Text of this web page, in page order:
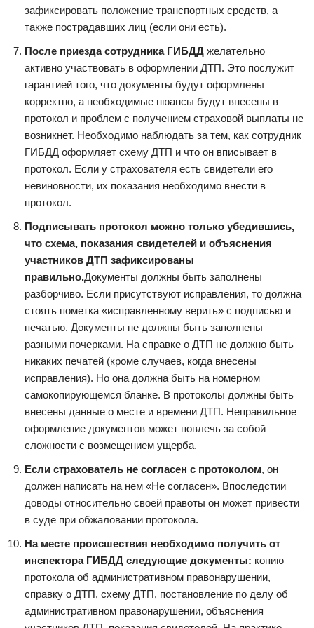
зафиксировать положение транспортных средств, а
также пострадавших лиц (если они есть).
После приезда сотрудника ГИБДД желательно
активно участвовать в оформлении ДТП. Это послужит
гарантией того, что документы будут оформлены
корректно, а необходимые нюансы будут внесены в
протокол и проблем с получением страховой выплаты не
возникнет. Необходимо наблюдать за тем, как сотрудник
ГИБДД оформляет схему ДТП и что он вписывает в
протокол. Если у страхователя есть свидетели его
невиновности, их показания необходимо внести в
протокол.
Подписывать протокол можно только убедившись,
что схема, показания свидетелей и объяснения
участников ДТП зафиксированы
правильно.Документы должны быть заполнены
разборчиво. Если присутствуют исправления, то должна
стоять пометка «исправленному верить» с подписью и
печатью. Документы не должны быть заполнены
разными почерками. На справке о ДТП не должно быть
никаких печатей (кроме случаев, когда внесены
исправления). Но она должна быть на номерном
самокопирующемся бланке. В протоколы должны быть
внесены данные о месте и времени ДТП. Неправильное
оформление документов может повлечь за собой
сложности с возмещением ущерба.
Если страхователь не согласен с протоколом, он
должен написать на нем «Не согласен». Впоследстии
доводы относительно своей правоты он может привести
в суде при обжаловании протокола.
На месте происшествия необходимо получить от
инспектора ГИБДД следующие документы: копию
протокола об административном правонарушении,
справку о ДТП, схему ДТП, постановление по делу об
административном правонарушении, объяснения